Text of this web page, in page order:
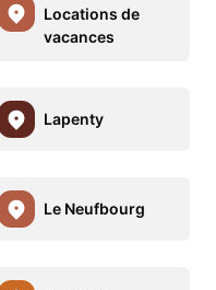
Locations de
vacances
Lapenty
Le Neufbourg